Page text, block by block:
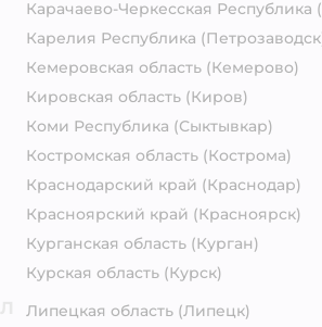
Карачаево-Черкесская Республика
Карелия Республика
Кемеровская область (Кемерово)
Кировская область (Киров)
Коми Республика (Сыктывкар)
Костромская область (Кострома)
Краснодарский край (Краснодар)
Красноярский край (Красноярск)
Курганская область (Курган)
Курская область (Курск)
Липецкая область (Липецк)